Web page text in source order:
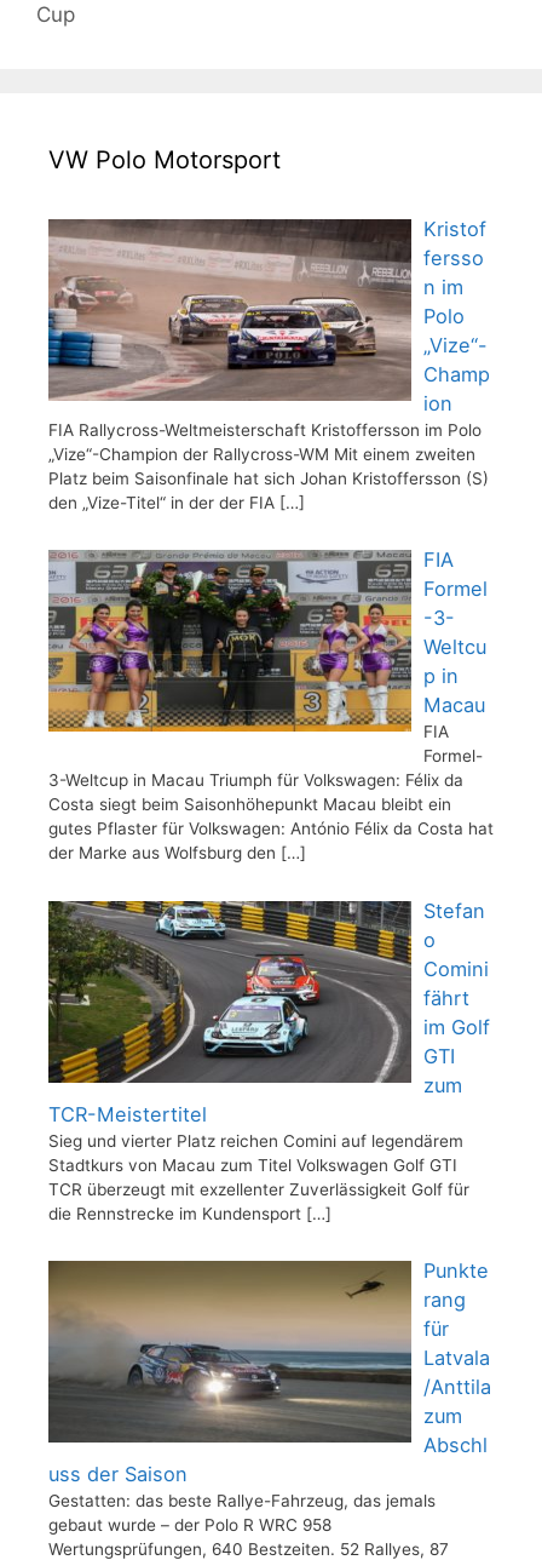
Cup
VW Polo Motorsport
Kristof
fersso
n im
Polo
„Vize“-
Champ
ion
FIA Rallycross-Weltmeisterschaft Kristoffersson im Polo
„Vize“-Champion der Rallycross-WM Mit einem zweiten
Platz beim Saisonfinale hat sich Johan Kristoffersson (S)
den „Vize-Titel“ in der der FIA […]
FIA
Formel
-3-
Weltcu
p in
Macau
FIA
Formel-
3-Weltcup in Macau Triumph für Volkswagen: Félix da
Costa siegt beim Saisonhöhepunkt Macau bleibt ein
gutes Pflaster für Volkswagen: António Félix da Costa hat
der Marke aus Wolfsburg den […]
Stefan
o
Comini
fährt
im Golf
GTI
zum
TCR-Meistertitel
Sieg und vierter Platz reichen Comini auf legendärem
Stadtkurs von Macau zum Titel Volkswagen Golf GTI
TCR überzeugt mit exzellenter Zuverlässigkeit Golf für
die Rennstrecke im Kundensport […]
Punkte
rang
für
Latvala
/Anttila
zum
Abschl
uss der Saison
Gestatten: das beste Rallye-Fahrzeug, das jemals
gebaut wurde – der Polo R WRC 958
Wertungsprüfungen, 640 Bestzeiten. 52 Rallyes, 87